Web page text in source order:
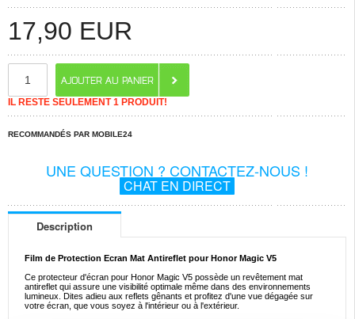
17,90 EUR
IL RESTE SEULEMENT 1 PRODUIT!
RECOMMANDÉS PAR MOBILE24
UNE QUESTION ? CONTACTEZ-NOUS !
CHAT EN DIRECT
Description
Film de Protection Ecran Mat Antireflet pour Honor Magic V5
Ce protecteur d'écran pour Honor Magic V5 possède un revêtement mat
antireflet qui assure une visibilité optimale même dans des environnements
lumineux. Dites adieu aux reflets gênants et profitez d'une vue dégagée sur
votre écran, que vous soyez à l'intérieur ou à l'extérieur.